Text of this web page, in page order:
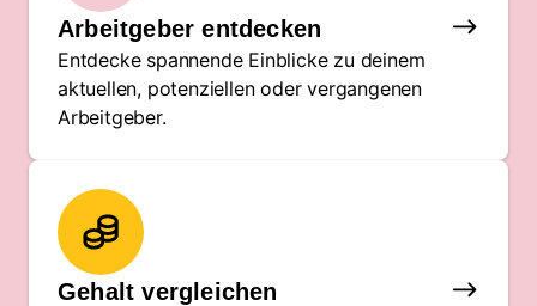
Arbeitgeber entdecken
Entdecke spannende Einblicke zu deinem
aktuellen, potenziellen oder vergangenen
Arbeitgeber.
Gehalt vergleichen